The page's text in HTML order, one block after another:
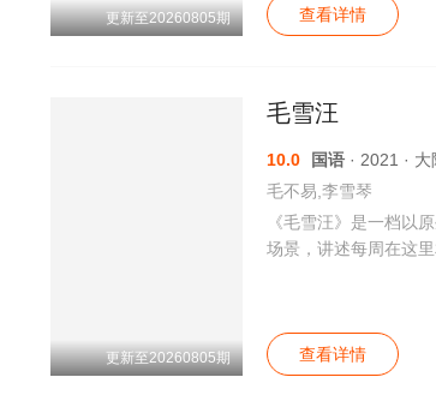
更新至20260805期
查看详情
更新至20260805期
毛雪汪
10.0 国语 · 2021 ·
毛不易,李雪琴
《毛雪汪》是一档以
场景，讲述每周在这
查看详情